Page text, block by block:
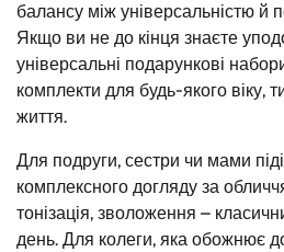
балансу між універсальністю й
Якщо ви не до кінця знаєте
універсальні подарункові
комплекти для будь-якого віку,
життя.
Для подруги, сестри чи мами
комплексного догляду за
тонізація, зволоження –
день. Для колеги, яка обожнює